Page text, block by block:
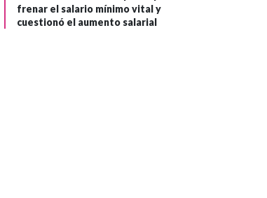
frenar el salario mínimo vital y
cuestionó el aumento salarial